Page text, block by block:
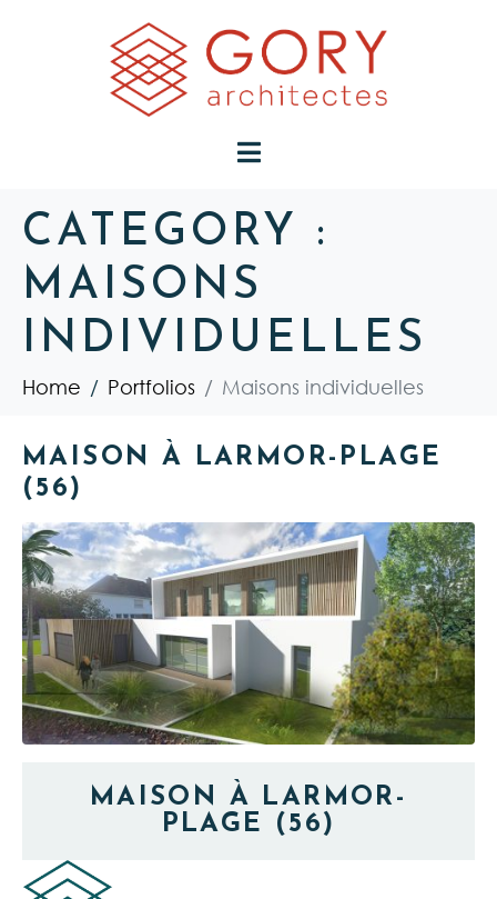
CATEGORY :
MAISONS
INDIVIDUELLES
Home Portfolios Maisons individuelles
MAISON À LARMOR-PLAGE
(56)
MAISON À LARMOR-
PLAGE (56)